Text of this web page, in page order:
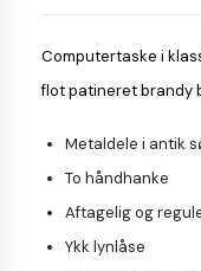
Computertaske i
flot patineret brandy
Metaldele i antik
To håndhanke
Aftagelig og
Ykk lynlåse